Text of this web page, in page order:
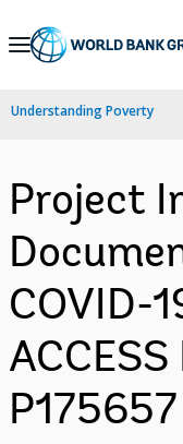
Skip
Navigation
Understanding Poverty
Project
COVID-
ACCESS